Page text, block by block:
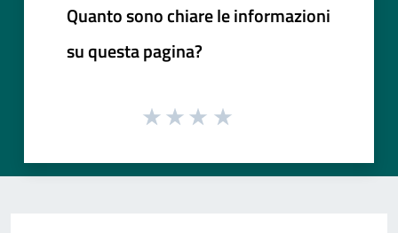
Quanto sono chiare le informazioni
su questa pagina?